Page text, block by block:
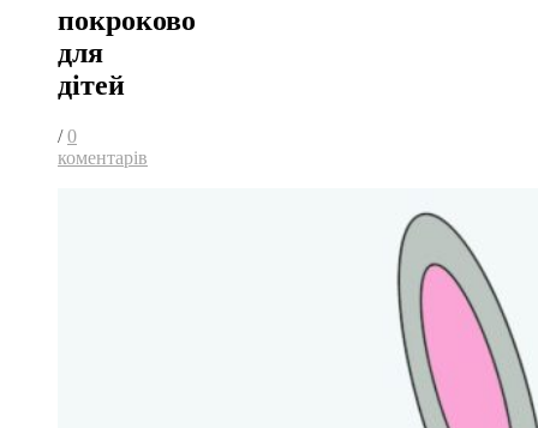
покроково
для
дітей
/ 0
коментарів